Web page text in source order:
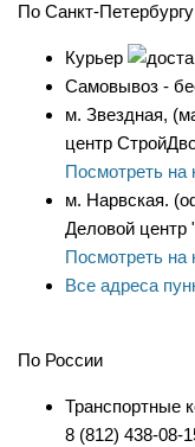
По Санкт-Петербургу
Курьер
Самовывоз -
м. Звездная,
центр
Посмотреть на
м. Нарвская.
Деловой
Посмотреть на
Все адреса
По России
Транспортные
8 (812) 438-08-